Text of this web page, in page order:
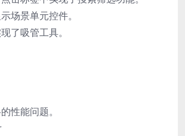
场景单元控件。
了吸管工具。
性能问题。